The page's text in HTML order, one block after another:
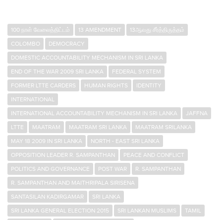
100 நாள் வேலைத்திட்டம் 13 AMENDMENT
13ஆவது சீர்த்திருத்தம்
COLOMBO
DEMOCRACY
DOMESTIC ACCOUNTABILITY MECHANISM IN SRI LANKA
END OF THE WAR 2009 SRI LANKA
FEDERAL SYSTEM
FORMER LTTE CARDERS
HUMAN RIGHTS
IDENTITY
INTERNATIONAL
INTERNATIONAL ACCOUNTABILITY MECHANISM IN SRI LANKA
JAFFNA
LTTE
MAATRAM MAATRAM SRI LANKA
MAATRAM SRILANKA
MAY 18 2009 IN SRI LANKA
NORTH - EAST SRI LANKA
OPPOSITION LEADER R. SAMPANTHAN
PEACE AND CONFLICT
POLITICS AND GOVERNANCE
POST WAR
R. SAMPANTHAN
R. SAMPANTHAN AND MAITHRIPALA SIRISENA
SANTASILAN KADIRGAMAR
SRI LANKA
SRI LANKA GENERAL ELECTION 2015
SRI LANKAN MUSLIMS
TAMIL